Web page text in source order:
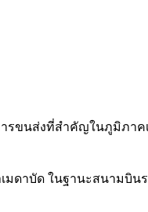
รขนส่งที่สำคัญในภูมิภาค
มดาบัด ในฐานะสนามบิ